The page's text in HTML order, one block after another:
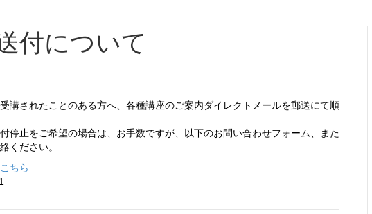
付について
講されたことのある方へ、各種講座のご案内ダイレクトメールを郵送にて順
停止をご希望の場合は、お手数ですが、以下のお問い合わせフォーム、また
ください。
ちら